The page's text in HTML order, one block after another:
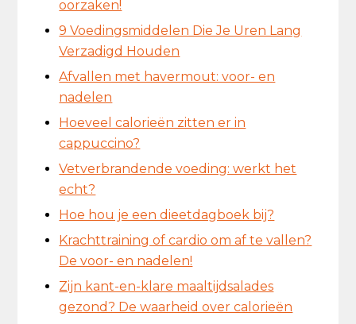
oorzaken!
9 Voedingsmiddelen Die Je Uren Lang
Verzadigd Houden
Afvallen met havermout: voor- en
nadelen
Hoeveel calorieën zitten er in
cappuccino?
Vetverbrandende voeding: werkt het
echt?
Hoe hou je een dieetdagboek bij?
Krachttraining of cardio om af te vallen?
De voor- en nadelen!
Zijn kant-en-klare maaltijdsalades
gezond? De waarheid over calorieën